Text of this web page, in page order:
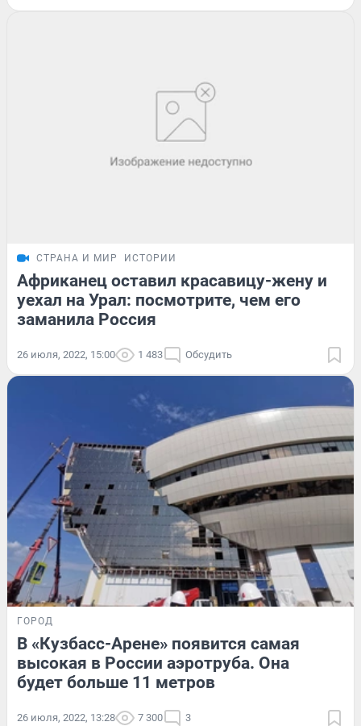
СТРАНА И МИР ИСТОРИИ
Африканец оставил красавицу-жену и
уехал на Урал: посмотрите, чем его
заманила Россия
26 июля, 2022, 15:00 1 483 Обсудить
ГОРОД
В «Кузбасс-Арене» появится самая
высокая в России аэротруба. Она
будет больше 11 метров
26 июля, 2022, 13:28 7 300 3